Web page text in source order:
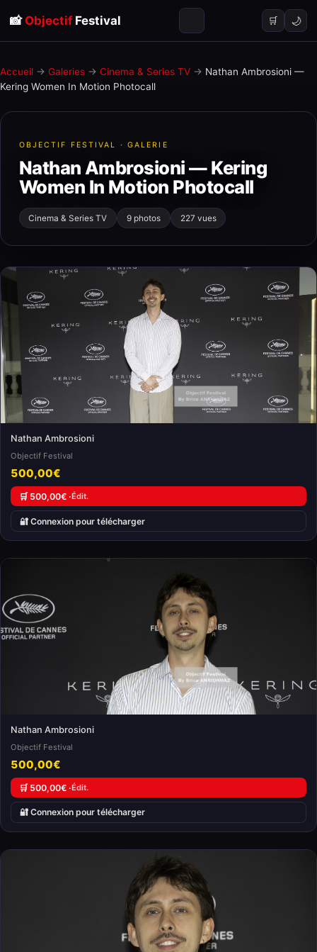
📸 ObjectifFestival 🛒 🌙
Accueil → Galeries → Cinema & Series TV → Nathan Ambrosioni —
Kering Women In Motion Photocall
OBJECTIF FESTIVAL · GALERIE
Nathan Ambrosioni — Kering
Women In Motion Photocall
Cinema & Series TV 9 photos 227 vues
Nathan Ambrosioni
Objectif Festival
500,00€
🛒 500,00€ ·Édit.
🔐 Connexion pour télécharger
Nathan Ambrosioni
Objectif Festival
500,00€
🛒 500,00€ ·Édit.
🔐 Connexion pour télécharger